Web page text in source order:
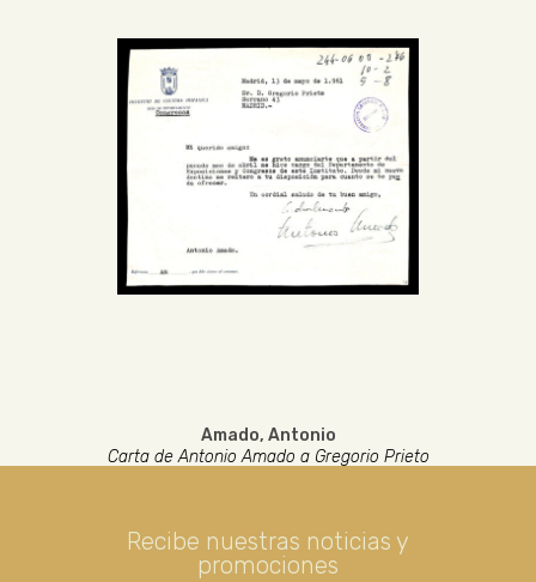
Amado, Antonio
Carta de Antonio Amado a Gregorio Prieto
Recibe nuestras noticias y
promociones